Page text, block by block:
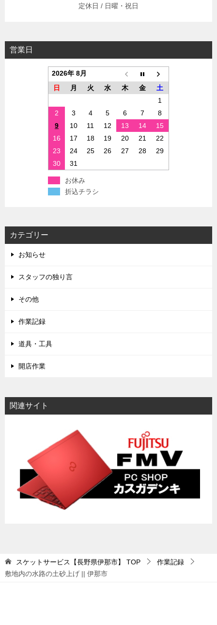
定休日 / 日曜・祝日
営業日
2026年 8月
日
月 火 水 木 金
土
1
2
3 4 5 6 7
8
9
10 11 12 13 14
15
16
17 18 19 20 21
22
23
24 25 26 27 28
29
30
31
お休み
折込チラシ
カテゴリー
お知らせ
スタッフの独り言
その他
作業記録
道具・工具
開店作業
関連サイト
スケットサービス【長野県伊那市】 TOP
作業記録
敷地内の水路の土砂上げ || 伊那市